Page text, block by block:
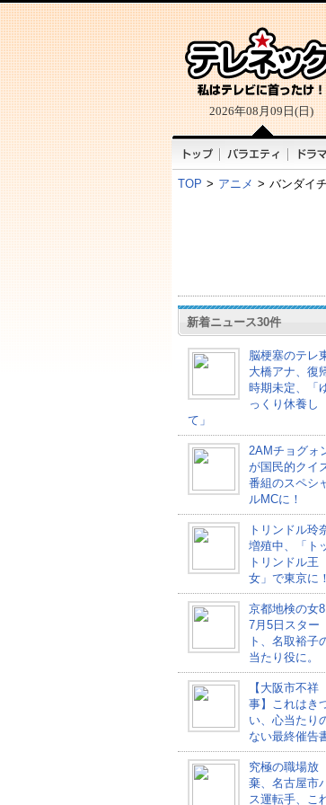
2026年08月09日(日)
TOP > アニメ > バンダイ
新着ニュース30件
脳梗塞のテレ
大橋アナ、復
時期未定、「
っくり休養し
て」
2AMチョグォ
が国民的クイ
番組のスペシ
ルMCに！
トリンドル玲
増殖中、「ト
トリンドル王
女」で東京に！
京都地検の女8
7月5日スター
ト、名取裕子
当たり役に。
【大阪市不祥
事】これはき
い、心当たり
ない最終催告
究極の職場放
棄、名古屋市
ス運転手、こ